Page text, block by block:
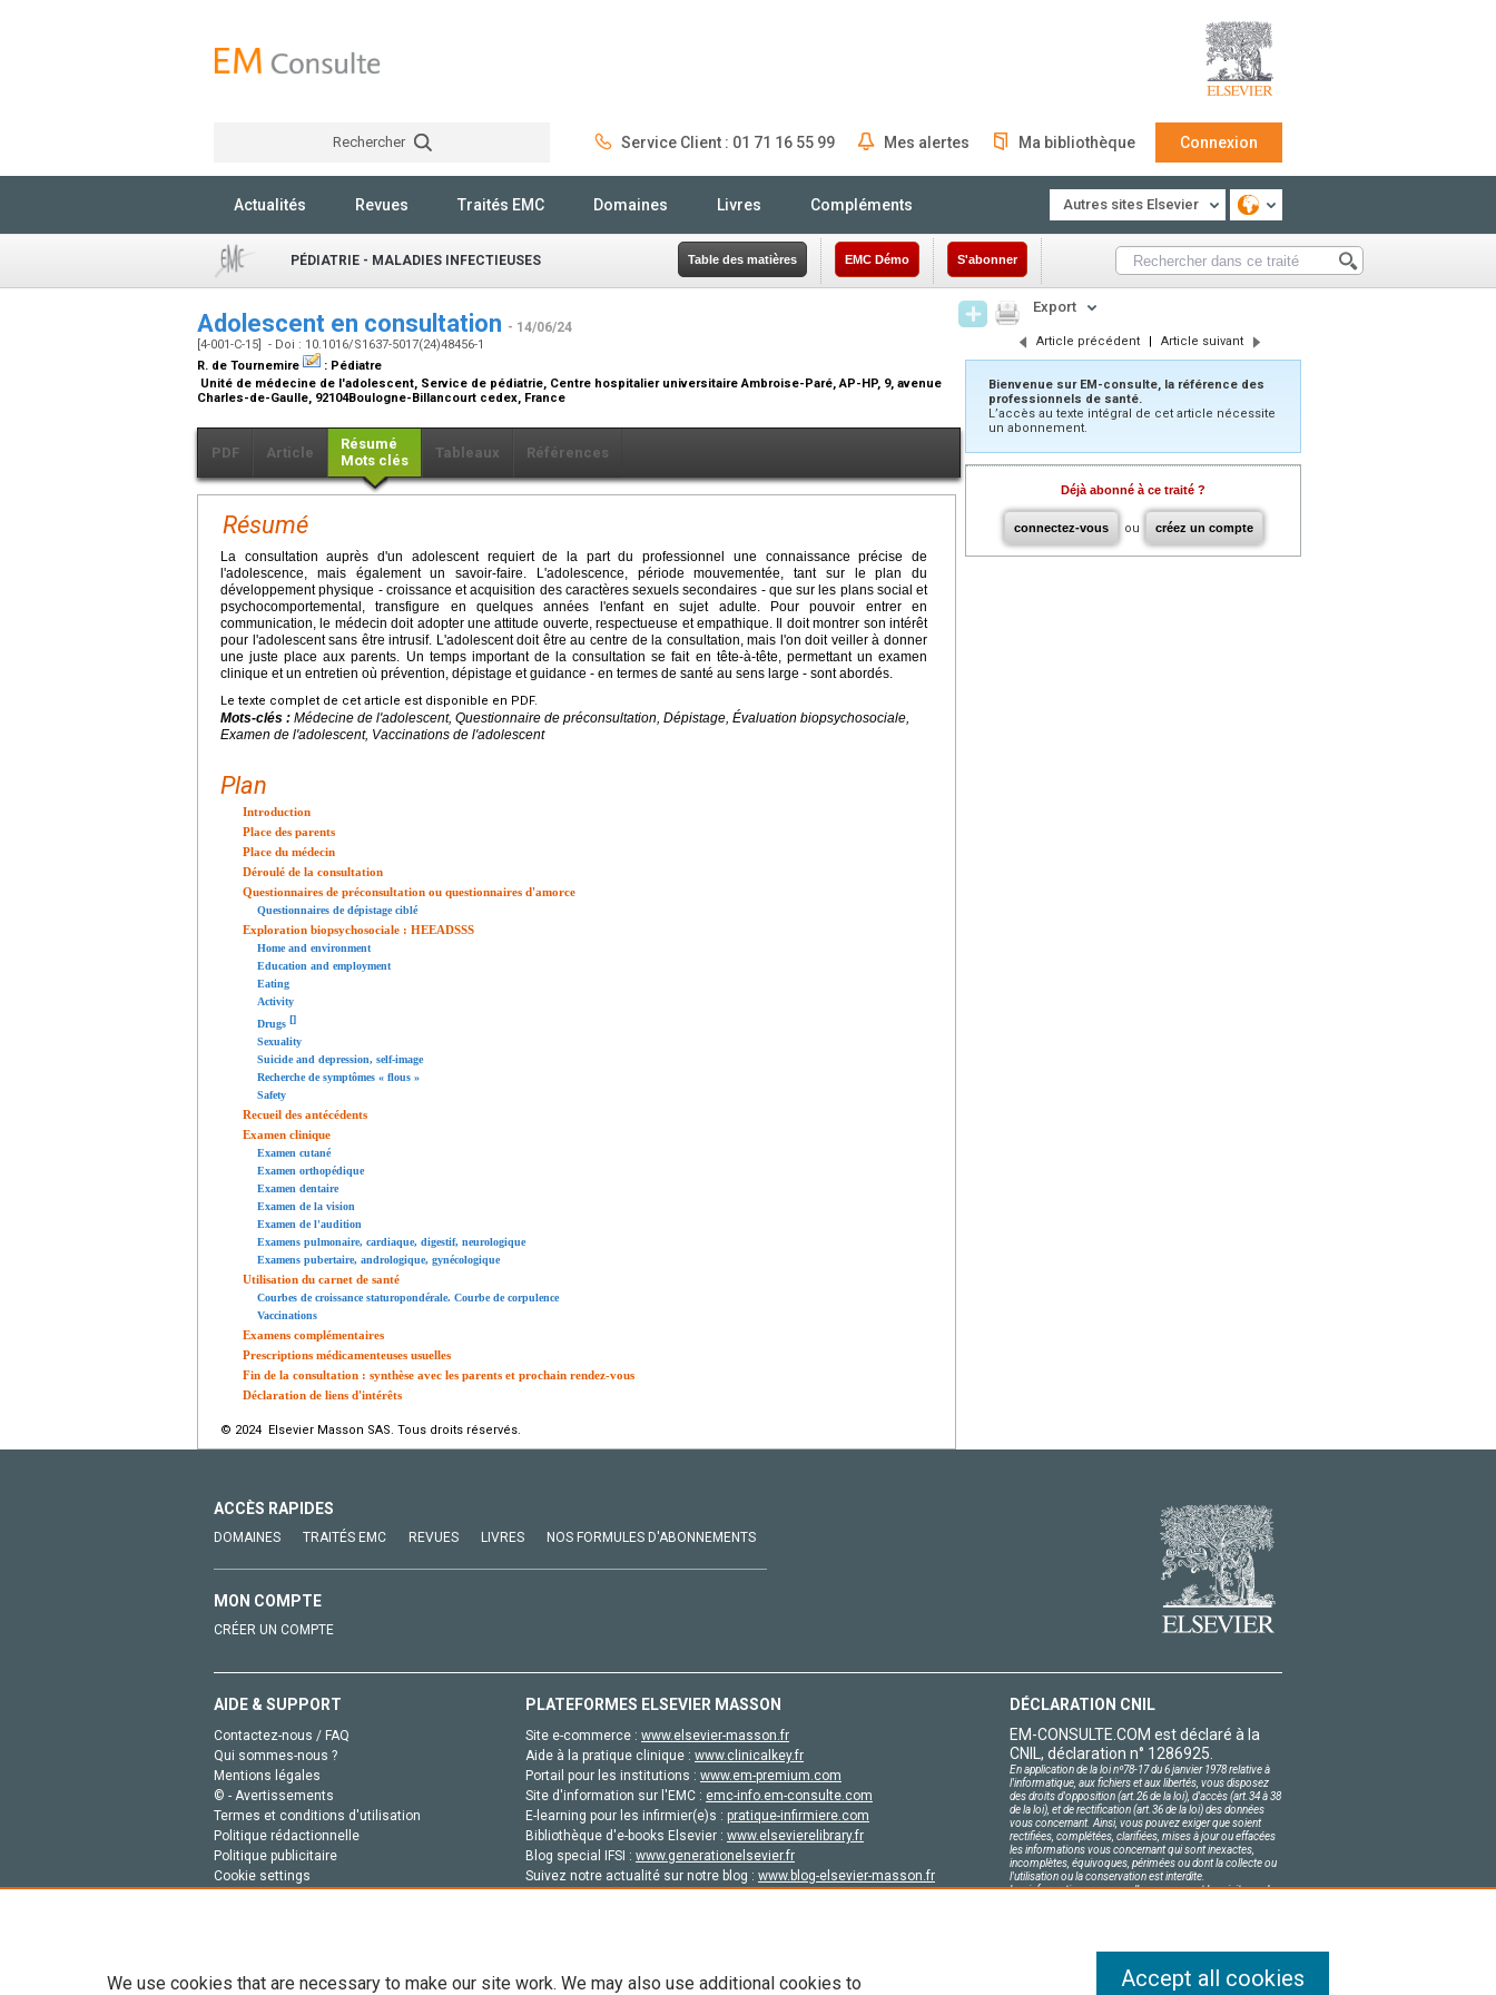
Rechercher Service Client : 01 71 16 55 99 Mes alertes Ma bibliothèque Connexion
Actualités Revues Traités EMC Domaines Livres Compléments Autres sites Elsevier
PÉDIATRIE - MALADIES INFECTIEUSES Table des matières EMC Démo S'abonner
Adolescent en consultation - 14/06/24
[4-001-C-15] - Doi : 10.1016/S1637-5017(24)48456-1
R. de Tournemire
: Pédiatre
Unité de médecine de l'adolescent, Service de pédiatrie, Centre hospitalier universitaire Ambroise-Paré, AP-HP, 9, avenue
Charles-de-Gaulle, 92104Boulogne-Billancourt cedex, France
PDF Article
Résumé
Mots clés
Tableaux Références
Résumé
La consultation auprès d'un adolescent requiert de la part du professionnel une connaissance précise de
l'adolescence, mais également un savoir-faire. L'adolescence, période mouvementée, tant sur le plan du
développement physique - croissance et acquisition des caractères sexuels secondaires - que sur les plans social et
psychocomportemental, transfigure en quelques années l'enfant en sujet adulte. Pour pouvoir entrer en
communication, le médecin doit adopter une attitude ouverte, respectueuse et empathique. Il doit montrer son intérêt
pour l'adolescent sans être intrusif. L'adolescent doit être au centre de la consultation, mais l'on doit veiller à donner
une juste place aux parents. Un temps important de la consultation se fait en tête-à-tête, permettant un examen
clinique et un entretien où prévention, dépistage et guidance - en termes de santé au sens large - sont abordés.
Le texte complet de cet article est disponible en PDF.
Mots-clés : Médecine de l'adolescent, Questionnaire de préconsultation, Dépistage, Évaluation biopsychosociale,
Examen de l'adolescent, Vaccinations de l'adolescent
Plan
Introduction
Place des parents
Place du médecin
Déroulé de la consultation
Questionnaires de préconsultation ou questionnaires d'amorce
Questionnaires de dépistage ciblé
Exploration biopsychosociale : HEEADSSS
Home and environment
Education and employment
Eating
Activity
Drugs []
Sexuality
Suicide and depression, self-image
Recherche de symptômes « flous »
Safety
Recueil des antécédents
Examen clinique
Examen cutané
Examen orthopédique
Examen dentaire
Examen de la vision
Examen de l'audition
Examens pulmonaire, cardiaque, digestif, neurologique
Examens pubertaire, andrologique, gynécologique
Utilisation du carnet de santé
Courbes de croissance staturopondérale. Courbe de corpulence
Vaccinations
Examens complémentaires
Prescriptions médicamenteuses usuelles
Fin de la consultation : synthèse avec les parents et prochain rendez-vous
Déclaration de liens d'intérêts
© 2024 Elsevier Masson SAS. Tous droits réservés.
Export
Article précédent | Article suivant
Bienvenue sur EM-consulte, la référence des
professionnels de santé.
L’accès au texte intégral de cet article nécessite
un abonnement.
Déjà abonné à ce traité ?
connectez-vous ou créez un compte
ACCÈS RAPIDES
DOMAINES TRAITÉS EMC REVUES LIVRES NOS FORMULES D'ABONNEMENTS
MON COMPTE
CRÉER UN COMPTE
AIDE & SUPPORT
Contactez-nous / FAQ
Qui sommes-nous ?
Mentions légales
© - Avertissements
Termes et conditions d'utilisation
Politique rédactionnelle
Politique publicitaire
Cookie settings
PLATEFORMES ELSEVIER MASSON
Site e-commerce : www.elsevier-masson.fr
Aide à la pratique clinique : www.clinicalkey.fr
Portail pour les institutions : www.em-premium.com
Site d'information sur l'EMC : emc-info.em-consulte.com
E-learning pour les infirmier(e)s : pratique-infirmiere.com
Bibliothèque d'e-books Elsevier : www.elsevierelibrary.fr
Blog special IFSI : www.generationelsevier.fr
Suivez notre actualité sur notre blog : www.blog-elsevier-masson.fr
DÉCLARATION CNIL
EM-CONSULTE.COM est déclaré à la
CNIL, déclaration n° 1286925.
En application de la loi nº78-17 du 6 janvier 1978 relative à
l'informatique, aux fichiers et aux libertés, vous disposez
des droits d'opposition (art.26 de la loi), d'accès (art.34 à 38
de la loi), et de rectification (art.36 de la loi) des données
vous concernant. Ainsi, vous pouvez exiger que soient
rectifiées, complétées, clarifiées, mises à jour ou effacées
les informations vous concernant qui sont inexactes,
incomplètes, équivoques, périmées ou dont la collecte ou
l'utilisation ou la conservation est interdite.
Les informations personnelles concernant les visiteurs de
We use cookies that are necessary to make our site work. We may also use additional cookies to Accept all cookies